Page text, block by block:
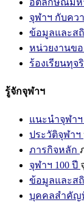
จุฬาฯ กับคว
ข้อมูลและส
หน่วยงานขอ
ร้องเรียนทุ
รู้จักจุฬาฯ
แนะนำจุฬาฯ
ประวัติจุฬาฯ
ภารกิจหลัก
จุฬาฯ 100 ปี
ข้อมูลและส
บุคคลสำคัญ